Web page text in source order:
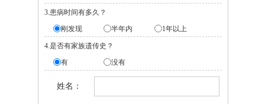
3.患病时间有多久？
刚发现
半年内 1年以上
4.是否有家族遗传史？
有
没有
姓名：